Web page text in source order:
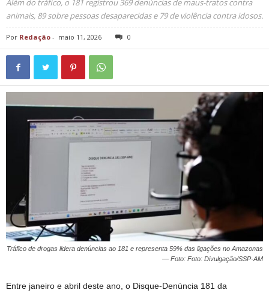
Além do tráfico, o 181 registrou 369 denúncias de maus-tratos contra
animais, 89 sobre pessoas desaparecidas e 79 de violência contra idosos.
Por Redação - maio 11, 2026 0
Tráfico de drogas lidera denúncias ao 181 e representa 59% das ligações no Amazonas
— Foto: Foto: Divulgação/SSP-AM
Entre janeiro e abril deste ano, o Disque-Denúncia 181 da